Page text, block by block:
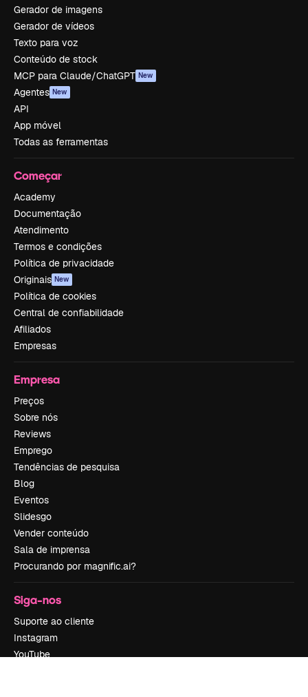
Gerador de imagens
Gerador de vídeos
Texto para voz
Conteúdo de stock
MCP para Claude/ChatGPT New
Agentes New
API
App móvel
Todas as ferramentas
Começar
Academy
Documentação
Atendimento
Termos e condições
Política de privacidade
Originais New
Política de cookies
Central de confiabilidade
Afiliados
Empresas
Empresa
Preços
Sobre nós
Reviews
Emprego
Tendências de pesquisa
Blog
Eventos
Slidesgo
Vender conteúdo
Sala de imprensa
Procurando por magnific.ai?
Siga-nos
Suporte ao cliente
Instagram
YouTube